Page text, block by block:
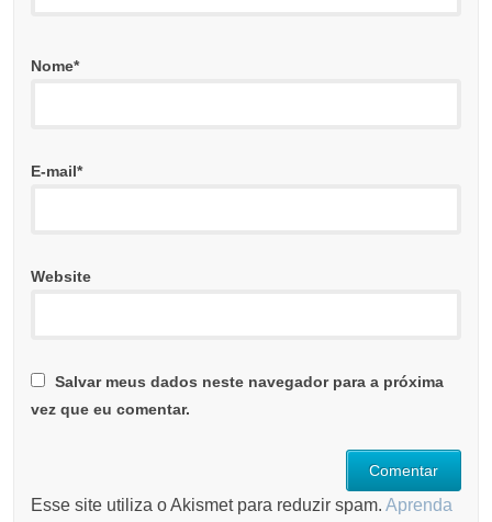
Nome*
E-mail*
Website
Salvar meus dados neste navegador para a próxima
vez que eu comentar.
Esse site utiliza o Akismet para reduzir spam.Aprenda